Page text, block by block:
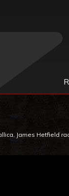
James Hetfield